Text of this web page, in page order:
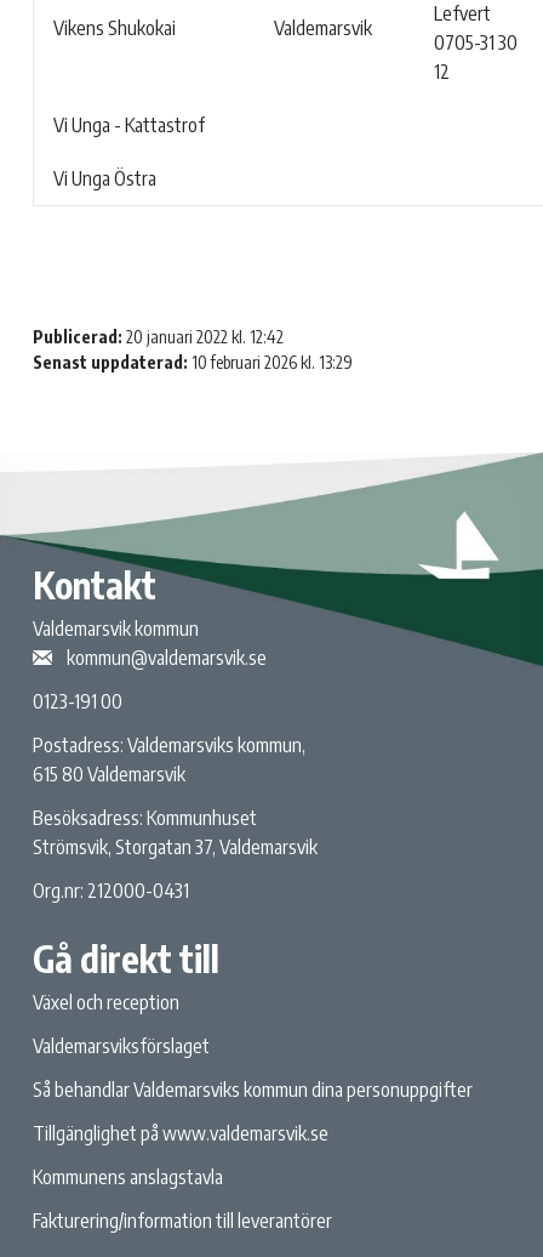
Vikens Shukokai Valdemarsvik
Lefvert
0705-31 30
12
Vi Unga - Kattastrof
Vi Unga Östra
Publicerad: 20 januari 2022 kl. 12:42
Senast uppdaterad: 10 februari 2026 kl. 13:29
Kontakt
Valdemarsvik kommun
kommun@valdemarsvik.se
0123-191 00
Postadress: Valdemarsviks kommun,
615 80 Valdemarsvik
Besöksadress: Kommunhuset
Strömsvik, Storgatan 37, Valdemarsvik
Org.nr: 212000-0431
Gå direkt till
Växel och reception
Valdemarsviksförslaget
Så behandlar Valdemarsviks kommun dina personuppgifter
Tillgänglighet på www.valdemarsvik.se
Kommunens anslagstavla
Fakturering/information till leverantörer